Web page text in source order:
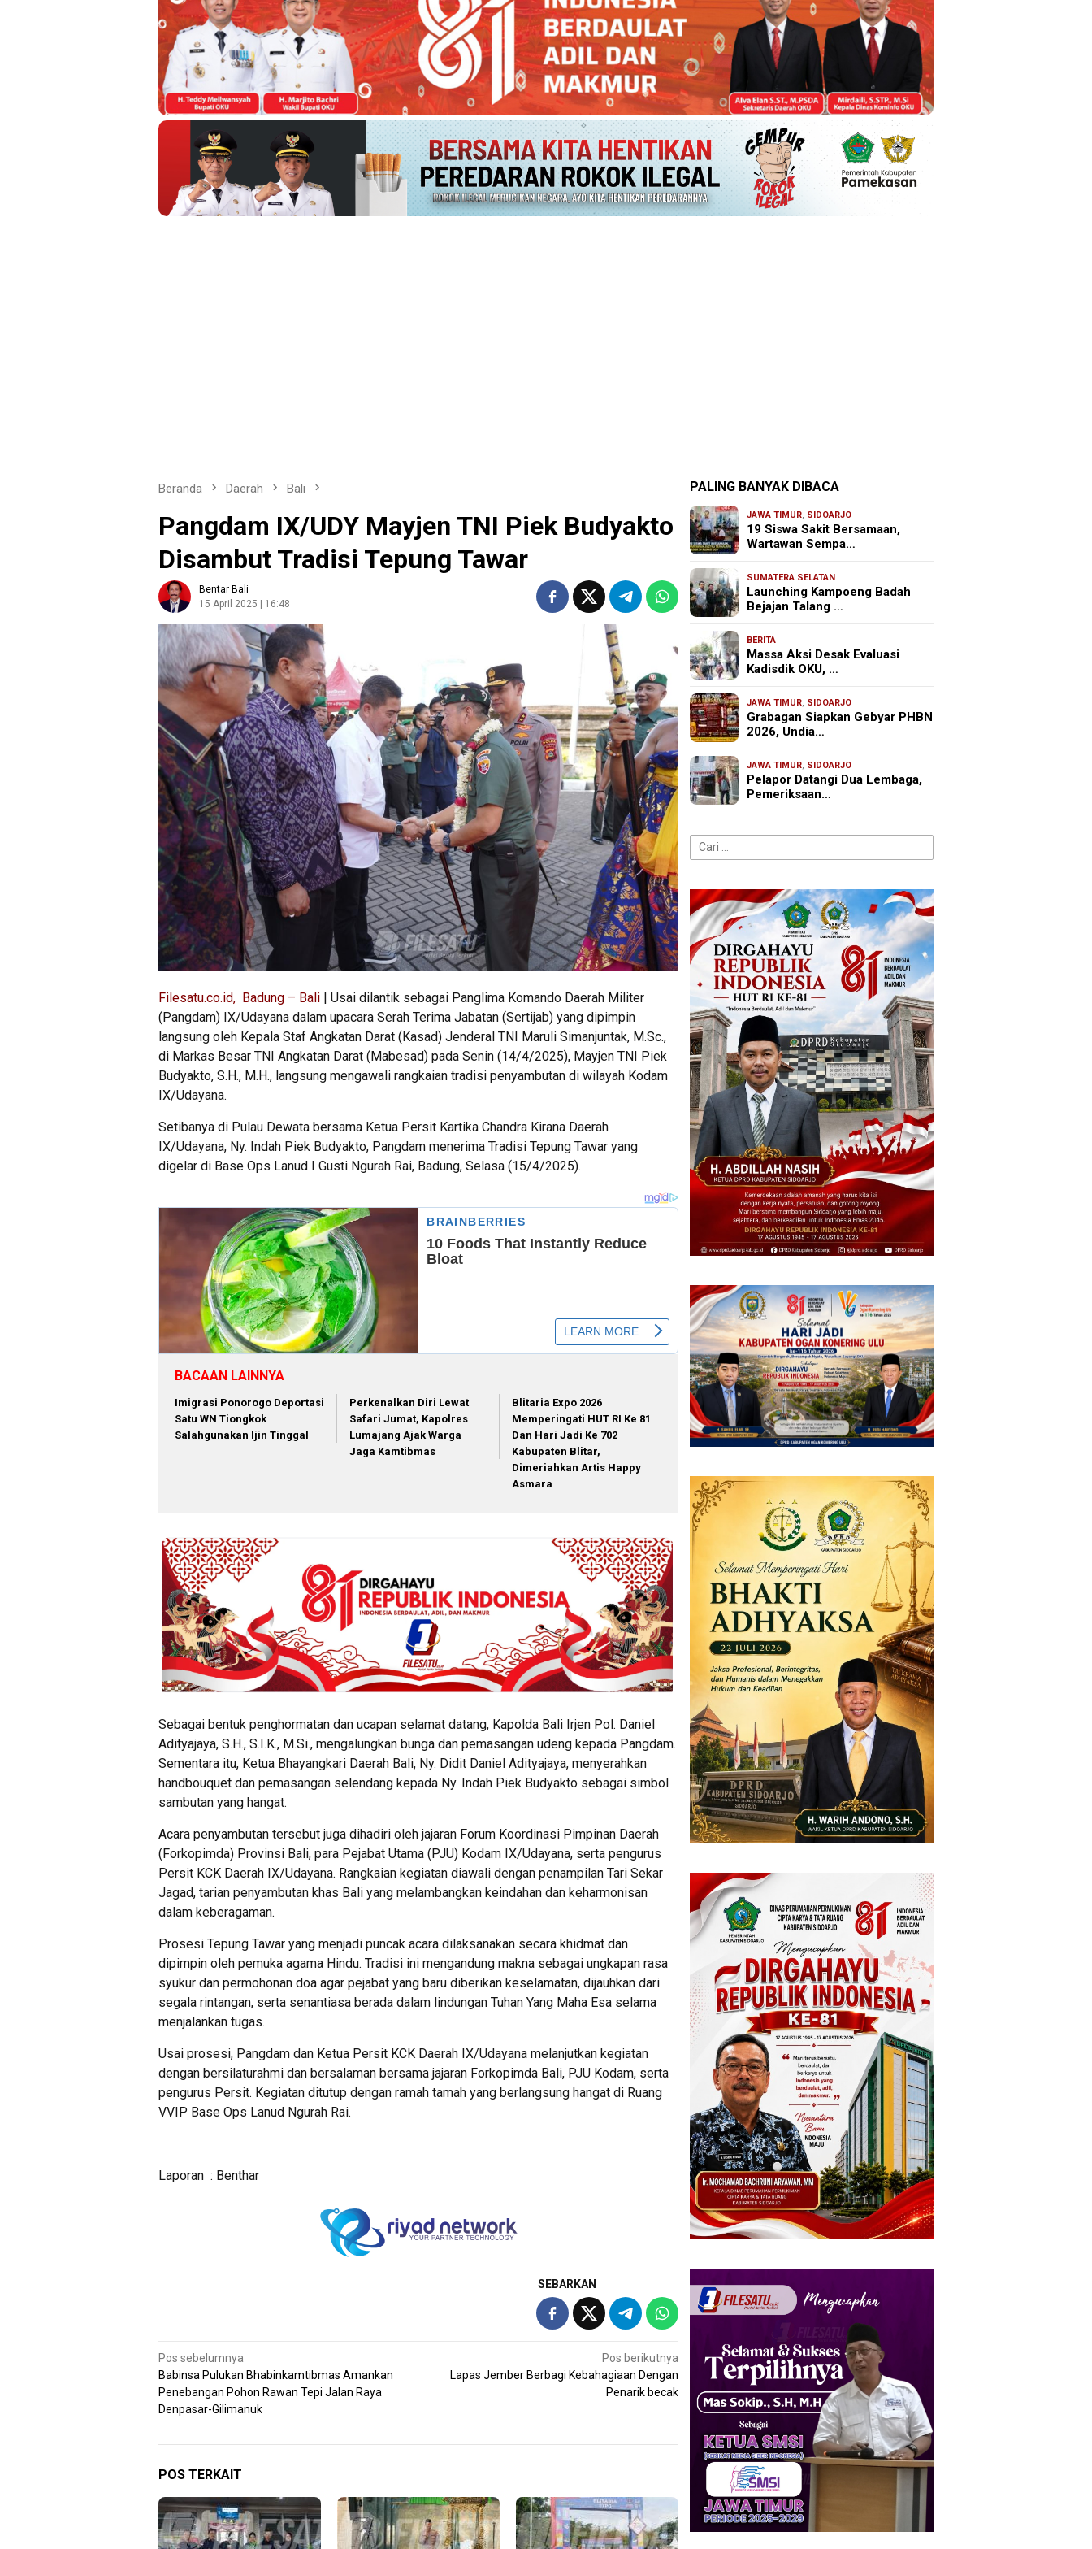
Beranda Daerah Bali
Pangdam IX/UDY Mayjen TNI Piek Budyakto
Disambut Tradisi Tepung Tawar
Bentar Bali
15 April 2025 | 16:48
Filesatu.co.id, Badung – Bali | Usai dilantik sebagai Panglima Komando Daerah Militer
(Pangdam) IX/Udayana dalam upacara Serah Terima Jabatan (Sertijab) yang dipimpin
langsung oleh Kepala Staf Angkatan Darat (Kasad) Jenderal TNI Maruli Simanjuntak, M.Sc.,
di Markas Besar TNI Angkatan Darat (Mabesad) pada Senin (14/4/2025), Mayjen TNI Piek
Budyakto, S.H., M.H., langsung mengawali rangkaian tradisi penyambutan di wilayah Kodam
IX/Udayana.
Setibanya di Pulau Dewata bersama Ketua Persit Kartika Chandra Kirana Daerah
IX/Udayana, Ny. Indah Piek Budyakto, Pangdam menerima Tradisi Tepung Tawar yang
digelar di Base Ops Lanud I Gusti Ngurah Rai, Badung, Selasa (15/4/2025).
BACAAN LAINNYA
Imigrasi Ponorogo Deportasi
Satu WN Tiongkok
Salahgunakan Ijin Tinggal
Perkenalkan Diri Lewat
Safari Jumat, Kapolres
Lumajang Ajak Warga
Jaga Kamtibmas
Blitaria Expo 2026
Memperingati HUT RI Ke 81
Dan Hari Jadi Ke 702
Kabupaten Blitar,
Dimeriahkan Artis Happy
Asmara
Sebagai bentuk penghormatan dan ucapan selamat datang, Kapolda Bali Irjen Pol. Daniel
Adityajaya, S.H., S.I.K., M.Si., mengalungkan bunga dan pemasangan udeng kepada Pangdam.
Sementara itu, Ketua Bhayangkari Daerah Bali, Ny. Didit Daniel Adityajaya, menyerahkan
handbouquet dan pemasangan selendang kepada Ny. Indah Piek Budyakto sebagai simbol
sambutan yang hangat.
Acara penyambutan tersebut juga dihadiri oleh jajaran Forum Koordinasi Pimpinan Daerah
(Forkopimda) Provinsi Bali, para Pejabat Utama (PJU) Kodam IX/Udayana, serta pengurus
Persit KCK Daerah IX/Udayana. Rangkaian kegiatan diawali dengan penampilan Tari Sekar
Jagad, tarian penyambutan khas Bali yang melambangkan keindahan dan keharmonisan
dalam keberagaman.
Prosesi Tepung Tawar yang menjadi puncak acara dilaksanakan secara khidmat dan
dipimpin oleh pemuka agama Hindu. Tradisi ini mengandung makna sebagai ungkapan rasa
syukur dan permohonan doa agar pejabat yang baru diberikan keselamatan, dijauhkan dari
segala rintangan, serta senantiasa berada dalam lindungan Tuhan Yang Maha Esa selama
menjalankan tugas.
Usai prosesi, Pangdam dan Ketua Persit KCK Daerah IX/Udayana melanjutkan kegiatan
dengan bersilaturahmi dan bersalaman bersama jajaran Forkopimda Bali, PJU Kodam, serta
pengurus Persit. Kegiatan ditutup dengan ramah tamah yang berlangsung hangat di Ruang
VVIP Base Ops Lanud Ngurah Rai.
Laporan : Benthar
SEBARKAN
Navigasi
pos
Pos sebelumnya
Babinsa Pulukan Bhabinkamtibmas Amankan
Penebangan Pohon Rawan Tepi Jalan Raya
Denpasar-Gilimanuk
Pos berikutnya
Lapas Jember Berbagi Kebahagiaan Dengan
Penarik becak
POS TERKAIT
PALING BANYAK DIBACA
JAWA TIMUR, SIDOARJO
19 Siswa Sakit Bersamaan,
Wartawan Sempa…
SUMATERA SELATAN
Launching Kampoeng Badah
Bejajan Talang …
BERITA
Massa Aksi Desak Evaluasi
Kadisdik OKU, …
JAWA TIMUR, SIDOARJO
Grabagan Siapkan Gebyar PHBN
2026, Undia…
JAWA TIMUR, SIDOARJO
Pelapor Datangi Dua Lembaga,
Pemeriksaan…
Cari
untuk: